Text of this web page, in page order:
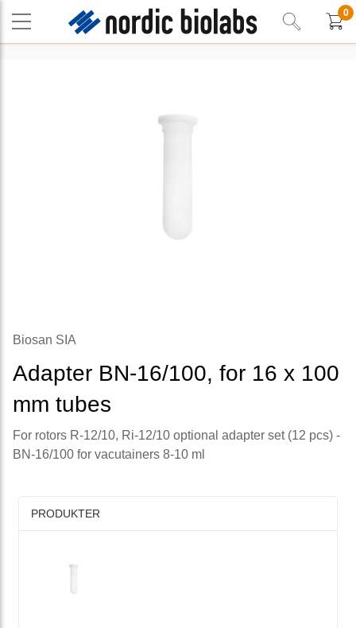
0
Biosan SIA
Adapter BN-16/100, for 16 x 100
mm tubes
For rotors R-12/10, Ri-12/10 optional adapter set (12 pcs) -
BN-16/100 for vacutainers 8-10 ml
PRODUKTER